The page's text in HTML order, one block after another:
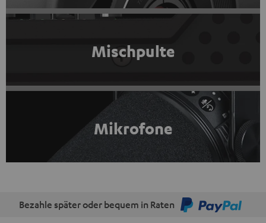
Mischpulte
Mikrofone
Bezahle später oder bequem in Raten